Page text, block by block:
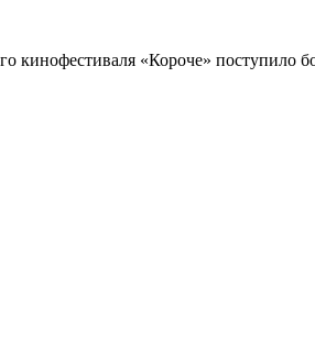
«Короче» поступило